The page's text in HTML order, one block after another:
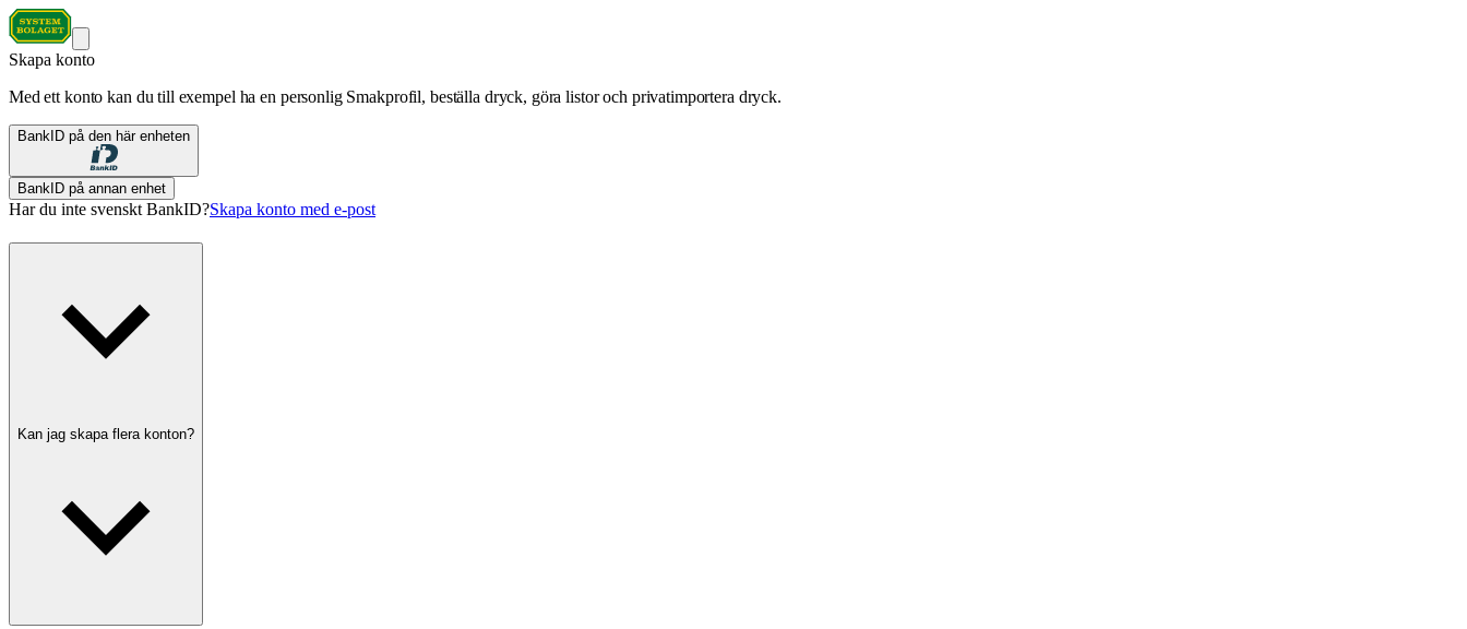
Skapa konto
Med ett konto kan du till exempel ha en personlig Smakprofil, beställa dryck, göra listor och privatimportera dryck.
BankID på den här enheten
BankID på annan enhet
Har du inte svenskt BankID?Skapa konto med e-post
Kan jag skapa flera konton?